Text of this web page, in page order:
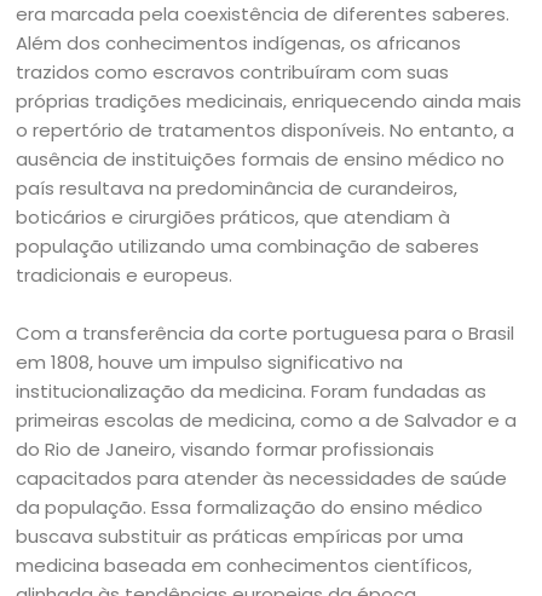
era marcada pela coexistência de diferentes saberes.
Além dos conhecimentos indígenas, os africanos
trazidos como escravos contribuíram com suas
próprias tradições medicinais, enriquecendo ainda mais
o repertório de tratamentos disponíveis. No entanto, a
ausência de instituições formais de ensino médico no
país resultava na predominância de curandeiros,
boticários e cirurgiões práticos, que atendiam à
população utilizando uma combinação de saberes
tradicionais e europeus.
Com a transferência da corte portuguesa para o Brasil
em 1808, houve um impulso significativo na
institucionalização da medicina. Foram fundadas as
primeiras escolas de medicina, como a de Salvador e a
do Rio de Janeiro, visando formar profissionais
capacitados para atender às necessidades de saúde
da população. Essa formalização do ensino médico
buscava substituir as práticas empíricas por uma
medicina baseada em conhecimentos científicos,